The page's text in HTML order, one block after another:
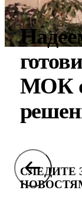
МОК
СЛЕДИТЕ